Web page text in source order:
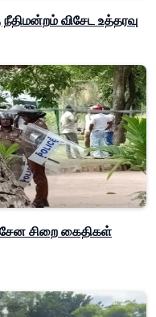
விசேட உத்தரவு
சிறை கைதிகள்